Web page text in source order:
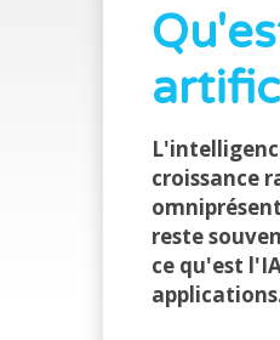
croissance
reste
ce qu'est